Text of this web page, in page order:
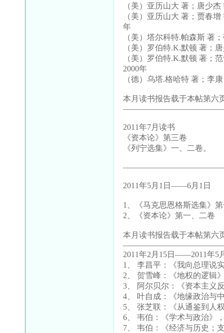
（美）亚历山大 著；唐少
（美）亚历山大 著；贾春
年
（美）塔尔科特.帕森斯 著
（美）罗伯特.K.默顿 著；
（美）罗伯特.K.默顿 著；
2000年
（德）乌塔.格哈特 著；李
本月读书报告载于本帖第六
2011年7月读书
《资本论》第三卷
《列宁选集》一、二卷。
2011年5月1日——6月1日
1、《马克思恩格斯选集》
2、《资本论》第一、二卷
本月读书报告载于本帖第六
2011年2月15日——2011年5
1、 李昌平：《我向总理说
2、 贺雪峰：《地权的逻辑
3、 阿尔贝尔：《资本主义
4、 叶自成：《地缘政治与
5、 张芝联：《从通鉴到人
6、 韦伯：《学术与政治》
7、 韦伯：《经济与历史；